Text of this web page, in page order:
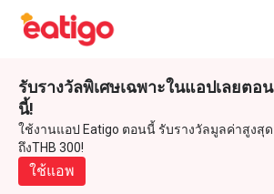
รับรางวัลพิเศษเฉพาะในแอปเลยตอน
นี้!
ใช้งานแอป Eatigo ตอนนี้ รับรางวัลมูลค่าสูงสุด
ถึงTHB 300!
ใช้แอพ